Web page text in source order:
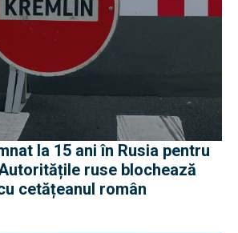
la 15 ani în Rusia pentru
ruse blochează
cetățeanul român